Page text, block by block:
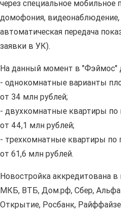
через специальное мобильное
домофония,
автоматическая передача
заявки в УК).
На данный момент в "Фэймос"
- однокомнатные варианты
от 34 млн рублей;
- двухкомнатные квартиры
от 44,1 млн рублей;
- трехкомнатные квартиры по
от 61,6 млн рублей.
Новостройка аккредитована
МКБ, ВТБ, Дом.рф, Сбер,
Открытие, Росбанк,